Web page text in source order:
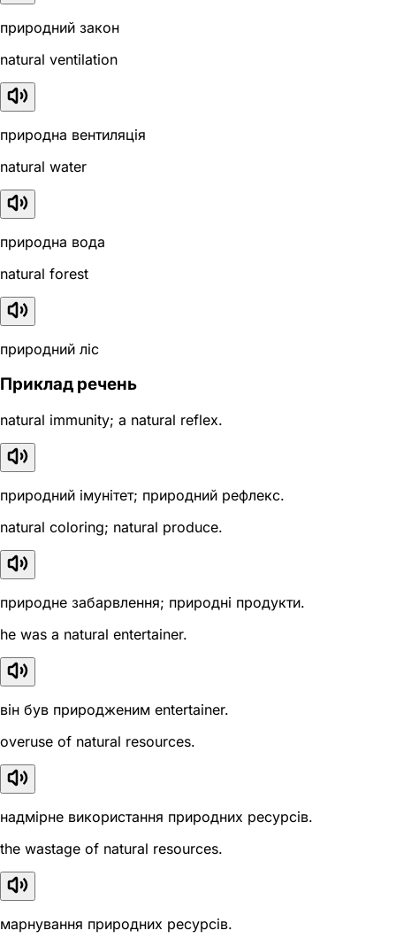
природний закон
natural ventilation
природна вентиляція
natural water
природна вода
natural forest
природний ліс
Приклад речень
natural immunity; a natural reflex.
природний імунітет; природний рефлекс.
natural coloring; natural produce.
природне забарвлення; природні продукти.
he was a natural entertainer.
він був природженим entertainer.
overuse of natural resources.
надмірне використання природних ресурсів.
the wastage of natural resources.
марнування природних ресурсів.